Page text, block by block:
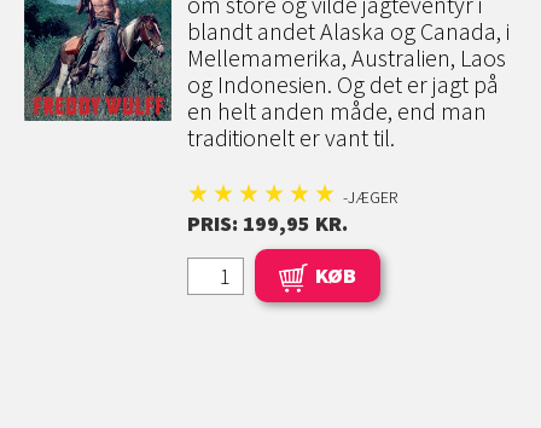
blandt andet Alaska og Canada, i
Mellemamerika, Australien, Laos
og Indonesien. Og det er jagt på
en helt anden måde, end man
traditionelt er vant til.
-JÆGER
PRIS: 199,95 KR.
KØB